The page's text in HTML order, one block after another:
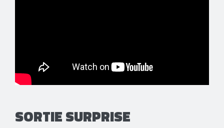
SORTIE SURPRISE